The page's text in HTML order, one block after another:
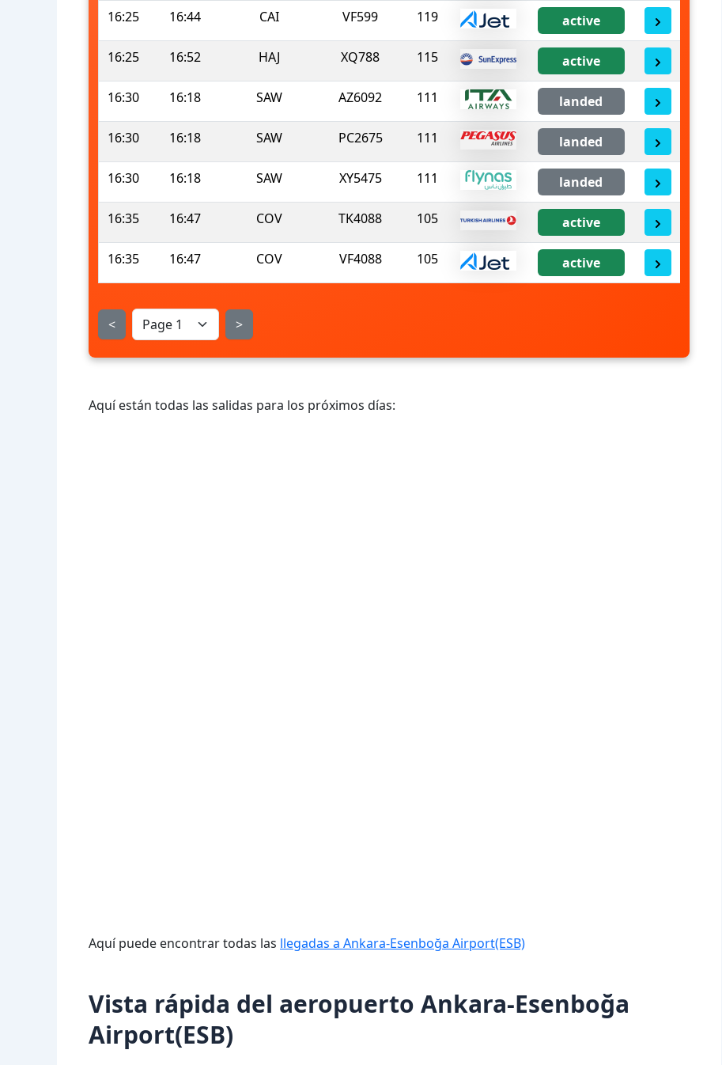
16:25 16:44 CAI VF599 119 active
16:25 16:52 HAJ XQ788 115 active
16:30 16:18 SAW AZ6092 111 landed
16:30 16:18 SAW PC2675 111 landed
16:30 16:18 SAW XY5475 111 landed
16:35 16:47 COV TK4088 105 active
16:35 16:47 COV VF4088 105 active
< >
Aquí están todas las salidas para los próximos días:
Aquí puede encontrar todas las llegadas a Ankara-Esenboğa Airport(ESB)
Vista rápida del aeropuerto Ankara-Esenboğa
Airport(ESB)